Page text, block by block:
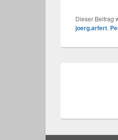
Dieser Beitrag
joerg.arfert.